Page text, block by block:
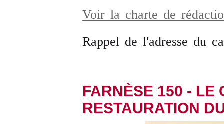
Voir la charte de
Rappel de l'adresse du
FARNÈSE 150 - LE
RESTAURATION